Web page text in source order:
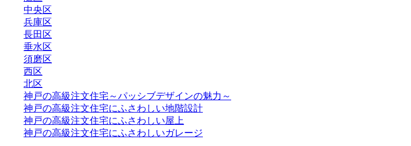
中央区
兵庫区
長田区
垂水区
須磨区
西区
北区
神戸の高級注文住宅～パッシブデザインの魅力～
神戸の高級注文住宅にふさわしい地階設計
神戸の高級注文住宅にふさわしい屋上
神戸の高級注文住宅にふさわしいガレージ